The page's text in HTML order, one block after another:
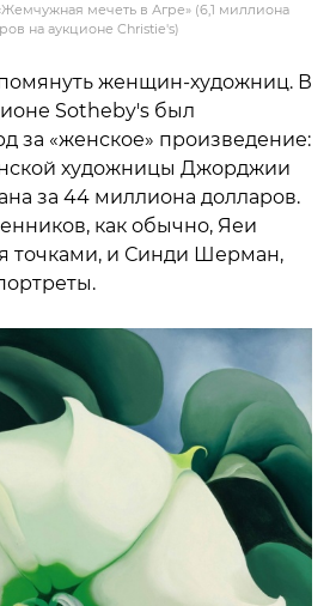
мечеть в Агре» (6,1 миллиона
на аукционе Christie's)
женщин-художниц. В
Sotheby's был
за «женское» произведение:
художницы Джорджии
за 44 миллиона долларов.
как обычно, Яеи
точками, и Синди Шерман,